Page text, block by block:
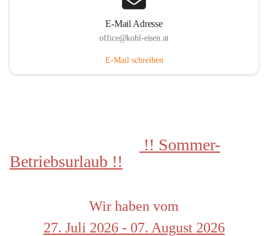
E-Mail Adresse
office@kohl-eisen.at
E-Mail schreiben
!! Sommer-
Betriebsurlaub !!
Wir haben vom
27. Juli 2026 - 07. August 2026